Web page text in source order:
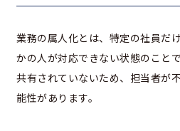
業務の属人化とは、特定の社員だ
かの人が対応できない状態のこと
共有されていないため、担当者が
能性があります。